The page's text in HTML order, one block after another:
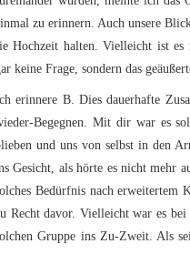
zu erinnern. Auch unsere
Hochzeit halten. Vielleicht ist
keine Frage, sondern das
erinnere B. Dies dauerhafte
Begegnen. Mit dir war es
und uns von selbst in den
Gesicht, als hörte es nicht mehr
Bedürfnis nach erweitertem
Recht davor. Vielleicht war es
Gruppe ins Zu-Zweit. Als